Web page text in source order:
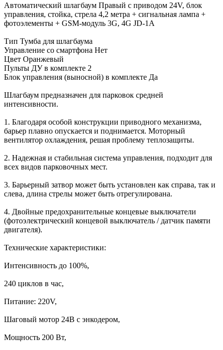
Автоматический шлагбаум Правый с приводом 24V, блок
управления, стойка, стрела 4,2 метра + сигнальная лампа +
фотоэлементы + GSM-модуль 3G, 4G JD-1A
Тип Тумба для шлагбаума
Управление со смартфона Нет
Цвет Оранжевый
Пульты ДУ в комплекте 2
Блок управления (выносной) в комплекте Да
Шлагбаум предназначен для парковок средней
интенсивности.
1. Благодаря особой конструкции приводного механизма,
барьер плавно опускается и поднимается. Моторный
вентилятор охлаждения, решая проблему теплозащиты.
2. Надежная и стабильная система управления, подходит для
всех видов парковочных мест.
3. Барьерный затвор может быть установлен как справа, так и
слева, длина стрелы может быть отрегулирована.
4. Двойные предохранительные концевые выключатели
(фотоэлектрический концевой выключатель / датчик памяти
двигателя).
Технические характеристики:
Интенсивность до 100%,
240 циклов в час,
Питание: 220V,
Шаговый мотор 24В с энкодером,
Мощность 200 Вт,